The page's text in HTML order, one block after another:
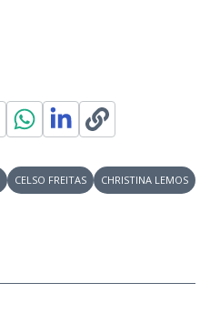
CELSO FREITAS
CHRISTINA LEMOS